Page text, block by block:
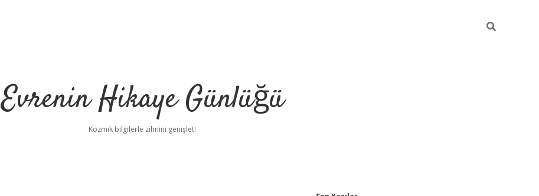
Evrenin Hikaye Günlüğü
Kozmik bilgilerle zihnini genişlet!